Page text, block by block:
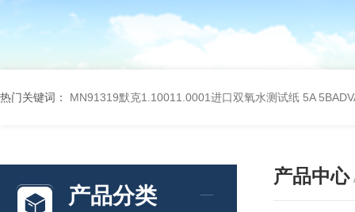
热门关键词： MN91319默克1.10011.0001进口双氧水测试纸 5A
产品分类
产品中心